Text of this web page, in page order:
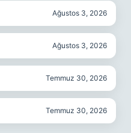
Ağustos 3, 2026
Ağustos 3, 2026
Temmuz 30, 2026
Temmuz 30, 2026